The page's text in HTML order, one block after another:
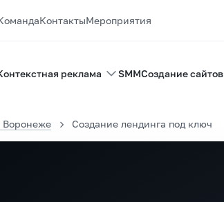
КонтактыМероприятия
реклама SMMСоздание сайтов
Воронеже Создание лендинга под ключ